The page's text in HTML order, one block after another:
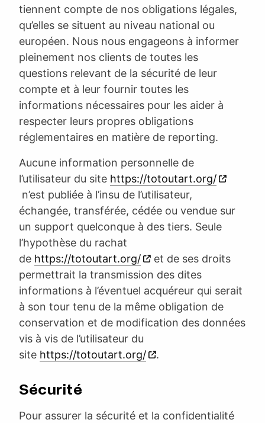
tiennent compte de nos obligations légales,
qu’elles se situent au niveau national ou
européen. Nous nous engageons à informer
pleinement nos clients de toutes les
questions relevant de la sécurité de leur
compte et à leur fournir toutes les
informations nécessaires pour les aider à
respecter leurs propres obligations
réglementaires en matière de reporting.
Aucune information personnelle de
l’utilisateur du site https://totoutart.org/
n’est publiée à l’insu de l’utilisateur,
échangée, transférée, cédée ou vendue sur
un support quelconque à des tiers. Seule
l’hypothèse du rachat
de https://totoutart.org/
et de ses droits
permettrait la transmission des dites
informations à l’éventuel acquéreur qui serait
à son tour tenu de la même obligation de
conservation et de modification des données
vis à vis de l’utilisateur du
site https://totoutart.org/ .
Sécurité
Pour assurer la sécurité et la confidentialité